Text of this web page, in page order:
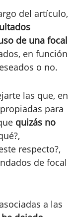
del artículo,
de una focal
en función
o no.
las que, en
para
quizás no
respecto?,
de focal
a las